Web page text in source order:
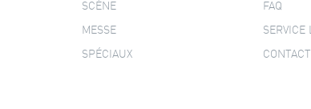
SCÈNE
MESSE
SPÉCIAUX
FAQ
SERVICE
CONTACT